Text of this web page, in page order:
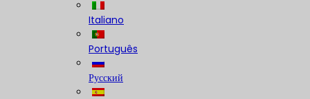
Italiano
Português
Русский